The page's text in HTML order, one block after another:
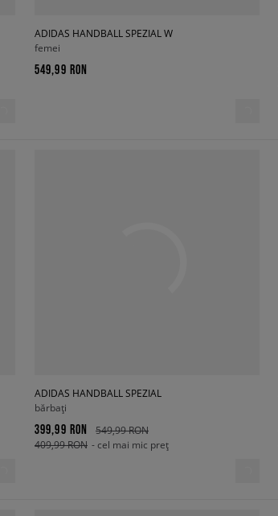
ADIDAS HANDBALL SPEZIAL W
femei
549,99 RON
ADIDAS HANDBALL SPEZIAL
bărbați
399,99 RON
549,99 RON
409,99 RON - cel mai mic preț